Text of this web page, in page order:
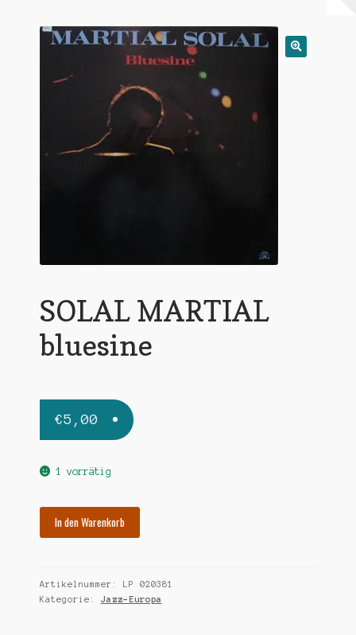
Warenkorb
SOLAL MARTIAL
bluesine
€5,00
1 vorrätig
In den Warenkorb
Artikelnummer: LP 020381
Kategorie: Jazz-Europa